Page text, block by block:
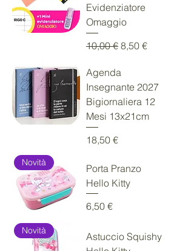
Evidenziatore
Omaggio
Prezzo regolare
10,00 € Prezzo scontato
8,50 €
Agenda
Insegnante 2027
Bigiornaliera 12
Mesi 13x21cm
Prezzo
18,50 €
Novità
Porta Pranzo
Hello Kitty
Prezzo
6,50 €
Novità
Astuccio Squishy